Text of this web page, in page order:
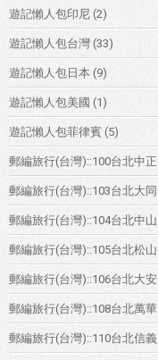
遊記懶人包印尼 (2)
遊記懶人包台灣 (33)
遊記懶人包日本 (9)
遊記懶人包美國 (1)
遊記懶人包菲律賓 (5)
郵編旅行(台灣)::100台北中正
郵編旅行(台灣)::103台北大同
郵編旅行(台灣)::104台北中山
郵編旅行(台灣)::105台北松山
郵編旅行(台灣)::106台北大安
郵編旅行(台灣)::108台北萬華
郵編旅行(台灣)::110台北信義